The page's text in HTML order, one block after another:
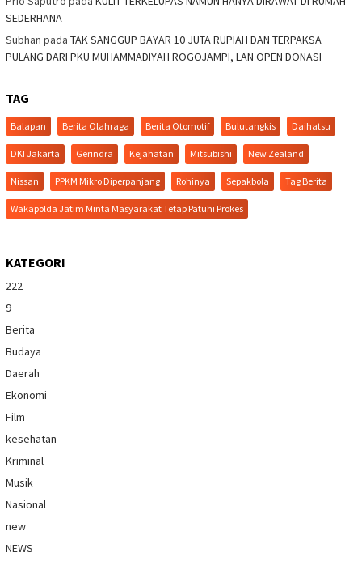
SEDERHANA
Subhan pada TAK SANGGUP BAYAR 10 JUTA RUPIAH DAN TERPAKSA
PULANG DARI PKU MUHAMMADIYAH ROGOJAMPI, LAN OPEN DONASI
TAG
Balapan Berita Olahraga Berita Otomotif Bulutangkis Daihatsu
DKI Jakarta Gerindra Kejahatan Mitsubishi New Zealand
Nissan PPKM Mikro Diperpanjang Rohinya Sepakbola Tag Berita
Wakapolda Jatim Minta Masyarakat Tetap Patuhi Prokes
KATEGORI
222
9
Berita
Budaya
Daerah
Ekonomi
Film
kesehatan
Kriminal
Musik
Nasional
new
NEWS